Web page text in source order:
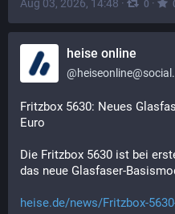
Aug 03, 2026, 14:48 · 0 ·
heise online
@
Fritzbox 5630: Neues
Euro
Die Fritzbox 5630 ist bei
das neue Glasfaser-
heise.de/news/Fritzbox-